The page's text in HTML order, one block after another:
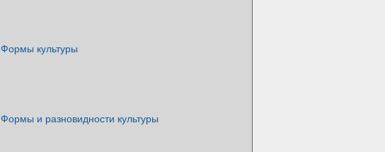
Формы культуры
Формы и разновидности культуры